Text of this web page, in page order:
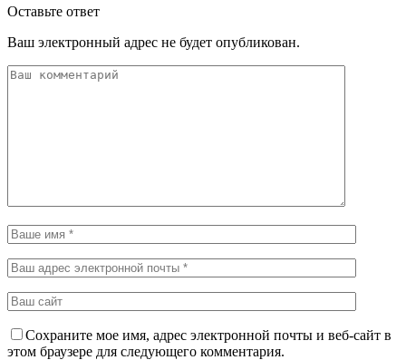
Оставьте ответ
Ваш электронный адрес не будет опубликован.
Сохраните мое имя, адрес электронной почты и веб-сайт в
этом браузере для следующего комментария.